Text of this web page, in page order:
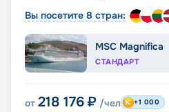
Вы посетите 8 стран:
MSC Magnifica
СТАНДАРТ
от 218 176 ₽ /чел +1 000